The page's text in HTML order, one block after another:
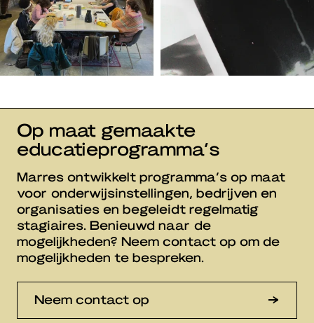
Op maat gemaakte
educatieprogramma’s
Marres ontwikkelt programma’s op maat
voor onderwijsinstellingen, bedrijven en
organisaties en begeleidt regelmatig
stagiaires. Benieuwd naar de
mogelijkheden? Neem contact op om de
mogelijkheden te bespreken.
Neem contact op